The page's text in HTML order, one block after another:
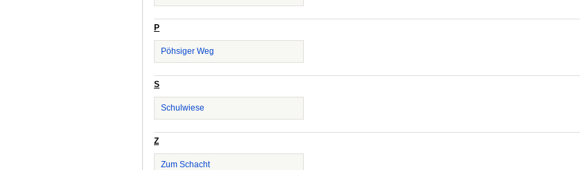
P
Pöhsiger Weg
S
Schulwiese
Z
Zum Schacht